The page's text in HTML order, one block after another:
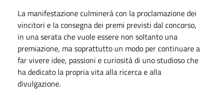
La manifestazione culminerà con la proclamazione dei
vincitori e la consegna dei premi previsti dal concorso,
in una serata che vuole essere non soltanto una
premiazione, ma soprattutto un modo per continuare a
far vivere idee, passioni e curiosità di uno studioso che
ha dedicato la propria vita alla ricerca e alla
divulgazione.